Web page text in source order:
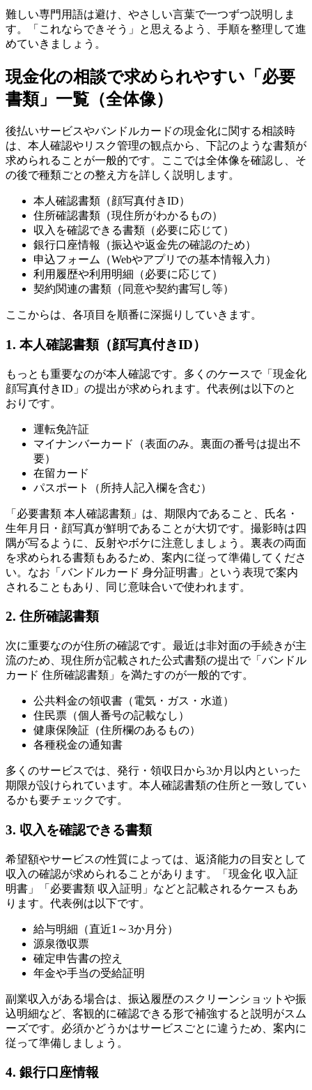
難しい専門用語は避け、やさしい言葉で一つずつ説明しま
す。「これならできそう」と思えるよう、手順を整理して進
めていきましょう。
現金化の相談で求められやすい「必要
書類」一覧（全体像）
後払いサービスやバンドルカードの現金化に関する相談時
は、本人確認やリスク管理の観点から、下記のような書類が
求められることが一般的です。ここでは全体像を確認し、そ
の後で種類ごとの整え方を詳しく説明します。
本人確認書類（顔写真付きID）
住所確認書類（現住所がわかるもの）
収入を確認できる書類（必要に応じて）
銀行口座情報（振込や返金先の確認のため）
申込フォーム（Webやアプリでの基本情報入力）
利用履歴や利用明細（必要に応じて）
契約関連の書類（同意や契約書写し等）
ここからは、各項目を順番に深掘りしていきます。
1. 本人確認書類（顔写真付きID）
もっとも重要なのが本人確認です。多くのケースで「現金化
顔写真付きID」の提出が求められます。代表例は以下のと
おりです。
運転免許証
マイナンバーカード（表面のみ。裏面の番号は提出不
要）
在留カード
パスポート（所持人記入欄を含む）
「必要書類 本人確認書類」は、期限内であること、氏名・
生年月日・顔写真が鮮明であることが大切です。撮影時は四
隅が写るように、反射やボケに注意しましょう。裏表の両面
を求められる書類もあるため、案内に従って準備してくださ
い。なお「バンドルカード 身分証明書」という表現で案内
されることもあり、同じ意味合いで使われます。
2. 住所確認書類
次に重要なのが住所の確認です。最近は非対面の手続きが主
流のため、現住所が記載された公式書類の提出で「バンドル
カード 住所確認書類」を満たすのが一般的です。
公共料金の領収書（電気・ガス・水道）
住民票（個人番号の記載なし）
健康保険証（住所欄のあるもの）
各種税金の通知書
多くのサービスでは、発行・領収日から3か月以内といった
期限が設けられています。本人確認書類の住所と一致してい
るかも要チェックです。
3. 収入を確認できる書類
希望額やサービスの性質によっては、返済能力の目安として
収入の確認が求められることがあります。「現金化 収入証
明書」「必要書類 収入証明」などと記載されるケースもあ
ります。代表例は以下です。
給与明細（直近1～3か月分）
源泉徴収票
確定申告書の控え
年金や手当の受給証明
副業収入がある場合は、振込履歴のスクリーンショットや振
込明細など、客観的に確認できる形で補強すると説明がスム
ーズです。必須かどうかはサービスごとに違うため、案内に
従って準備しましょう。
4. 銀行口座情報